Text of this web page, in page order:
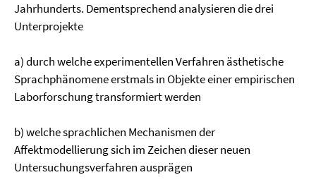
Jahrhunderts. Dementsprechend analysieren die drei
Unterprojekte
a) durch welche experimentellen Verfahren ästhetische
Sprachphänomene erstmals in Objekte einer empirischen
Laborforschung transformiert werden
b) welche sprachlichen Mechanismen der
Affektmodellierung sich im Zeichen dieser neuen
Untersuchungsverfahren ausprägen